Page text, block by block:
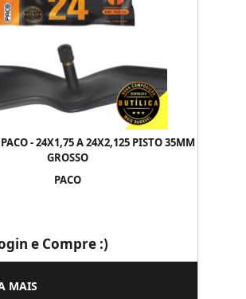
- 24X1,75 A 24X2,125 PISTO 35MM
GROSSO
PACO
e Compre :)
MAIS